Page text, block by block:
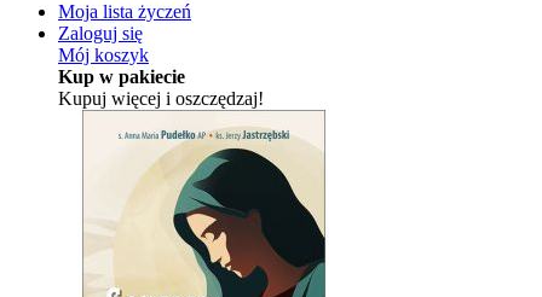
Moja lista życzeń
Zaloguj się
Mój koszyk
Kup w pakiecie
Kupuj więcej i oszczędzaj!